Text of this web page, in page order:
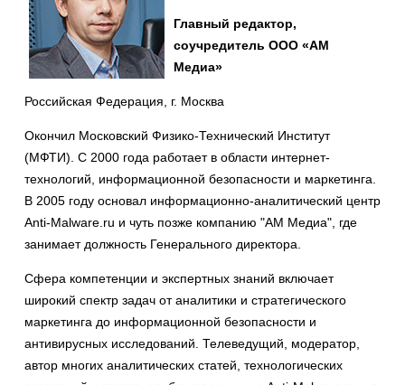
Главный редактор,
соучредитель ООО «АМ
Медиа»
Российская Федерация, г. Москва
Окончил Московский Физико-Технический Институт
(МФТИ). С 2000 года работает в области интернет-
технологий, информационной безопасности и маркетинга.
В 2005 году основал информационно-аналитический центр
Anti-Malware.ru и чуть позже компанию "АМ Медиа", где
занимает должность Генерального директора.
Сфера компетенции и экспертных знаний включает
широкий спектр задач от аналитики и стратегического
маркетинга до информационной безопасности и
антивирусных исследований. Телеведущий, модератор,
автор многих аналитических статей, технологических